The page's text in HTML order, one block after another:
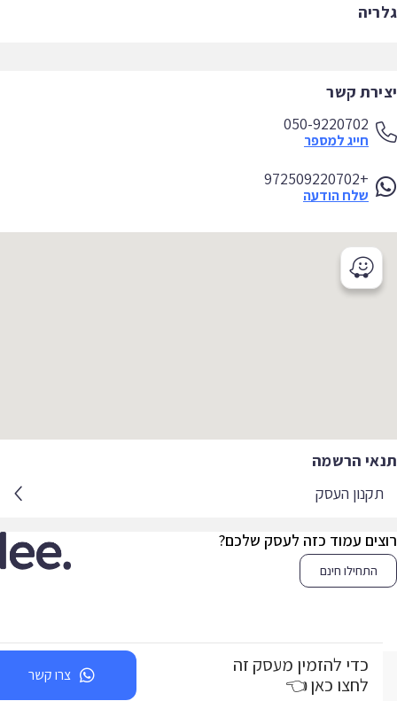
קשר
050-9220702
חייג למספר
+972509220702
שלח הודעה
הרשמה
תקנון העסק
עמוד כזה לעסק שלכם?
התחילו חינם
כדי להזמין מעסק זה
לחצו כאן 👈
צרו קשר